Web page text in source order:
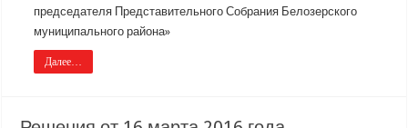
председателя Представительного Собрания Белозерского
муниципального района»
Далее…